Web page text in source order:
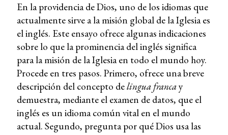
En la providencia de Dios, uno de los idiomas que
actualmente sirve a la misión global de la Iglesia es
el inglés. Este ensayo ofrece algunas indicaciones
sobre lo que la prominencia del inglés significa
para la misión de la Iglesia en todo el mundo hoy.
Procede en tres pasos. Primero, ofrece una breve
descripción del concepto delingua francay
demuestra, mediante el examen de datos, que el
inglés es un idioma común vital en el mundo
actual. Segundo, pregunta por qué Dios usa las